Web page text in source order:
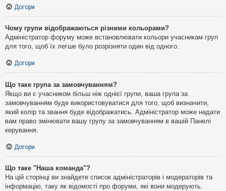
Догори
Чому групи відображаються різними кольорами?
Адміністратор форуму може встановлювати кольори учасникам груп
для того, щоб їх легше було розрізняти один від одного.
Догори
Що таке група за замовчуванням?
Якщо ви є учасником більш ніж однієї групи, ваша група за
замовчуванням буде використовуватися для того, щоб визначити,
який колір та звання буде відображатись. Адміністратор може надати
вам право змінювати вашу групу за замовчуванням в вашій Панелі
керування.
Догори
Що таке "Наша команда"?
На цій сторінці ви знайдете список адміністраторів і модераторів та
інформацію, таку як відомості про форуми, які вони модерують.